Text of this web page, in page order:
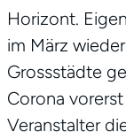
Horizont.
im März
Grossstädte
Corona
Veranstalter